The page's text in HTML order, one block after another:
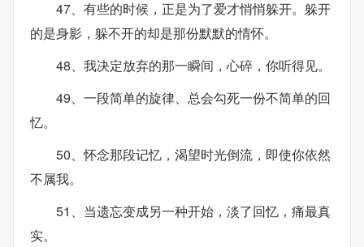
47、有些的时候，正是为了爱才悄悄躲开。躲开
的是身影，躲不开的却是那份默默的情怀。
48、我决定放弃的那一瞬间，心碎，你听得见。
49、一段简单的旋律、总会勾死一份不简单的回
忆。
50、怀念那段记忆，渴望时光倒流，即使你依然
不属我。
51、当遗忘变成另一种开始，淡了回忆，痛最真
实。